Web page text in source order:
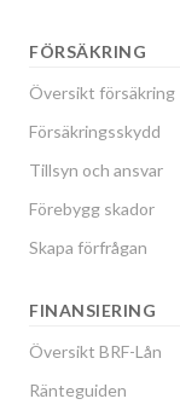
FÖRSÄKRING
Översikt försäkring
Försäkringsskydd
Tillsyn och ansvar
Förebygg skador
Skapa förfrågan
FINANSIERING
Översikt BRF-Lån
Ränteguiden